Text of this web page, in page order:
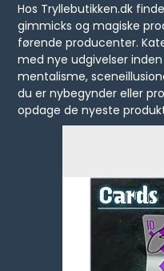
Hos Tryllebutikken.dk
gimmicks og magiske
førende producenter.
med nye udgivelser
mentalisme,
du er nybegynder eller
opdage de nyeste